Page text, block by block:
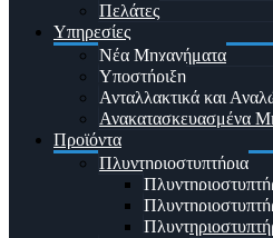
Πελάτες
Υπηρεσίες
Νέα Μηχανήματα
Υποστήριξη
Ανταλλακτικά και
Ανακατασκευασμένα
Προϊόντα
Πλυντηριοστυπτήρια